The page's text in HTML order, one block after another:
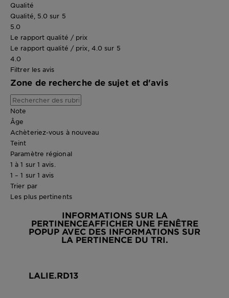
Qualité
Qualité, 5.0 sur 5
5.0
Le rapport qualité / prix
Le rapport qualité / prix, 4.0 sur 5
4.0
Filtrer les avis
Zone de recherche de sujet et d'avis
Note
Âge
Achèteriez-vous à nouveau
Teint
Paramètre régional
1 à 1 sur 1 avis.
1 – 1 sur 1 avis
Trier par
Les plus pertinents
INFORMATIONS SUR LA
PERTINENCEAFFICHER UNE FENÊTRE
POPUP AVEC DES INFORMATIONS SUR
LA PERTINENCE DU TRI.
LALIE.RD13